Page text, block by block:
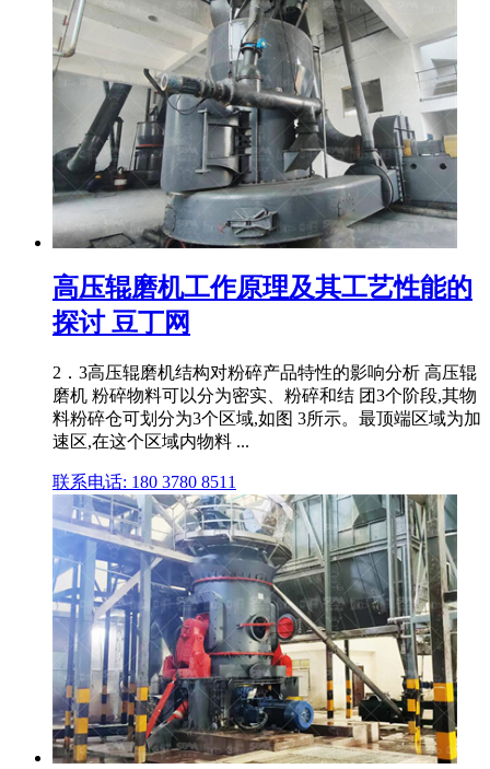
高压辊磨机工作原理及其工艺性能的
探讨 豆丁网
2．3高压辊磨机结构对粉碎产品特性的影响分析 高压辊
磨机 粉碎物料可以分为密实、粉碎和结 团3个阶段,其物
料粉碎仓可划分为3个区域,如图 3所示。最顶端区域为加
速区,在这个区域内物料 ...
联系电话: 180 3780 8511